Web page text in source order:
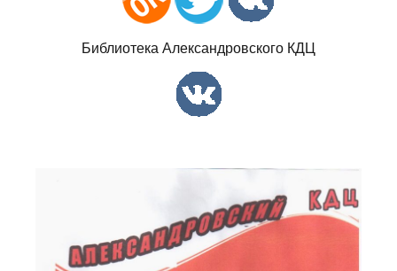
Библиотека Александровского КДЦ